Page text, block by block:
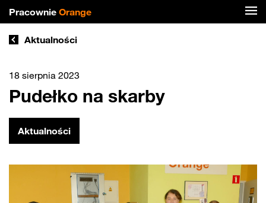
Pracownie Orange
Aktualności
18 sierpnia 2023
Pudełko na skarby
Aktualności